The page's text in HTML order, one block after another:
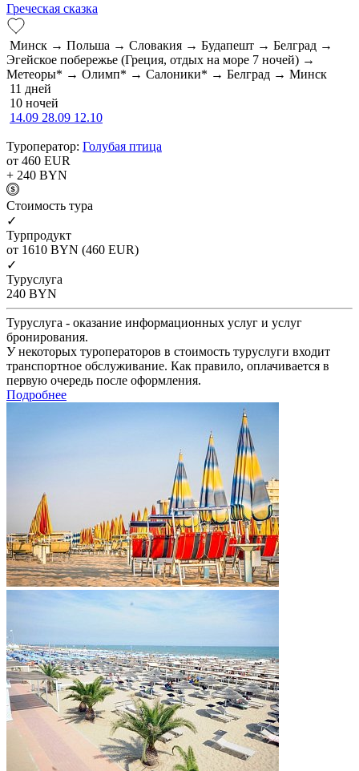
Греческая сказка
Минск → Польша → Словакия → Будапешт → Белград →
Эгейское побережье (Греция, отдых на море 7 ночей) →
Метеоры* → Олимп* → Салоники* → Белград → Минск
11 дней
10 ночей
14.09 28.09 12.10
Туроператор: Голубая птица
от 460 EUR
+ 240 BYN
Cтоимость тура
✓
Турпродукт
от 1610 BYN (460 EUR)
✓
Туруслуга
240 BYN
Туруслуга - оказание информационных услуг и услуг
бронирования.
У некоторых туроператоров в стоимость туруслуги входит
транспортное обслуживание. Как правило, оплачивается в
первую очередь после оформления.
Подробнее